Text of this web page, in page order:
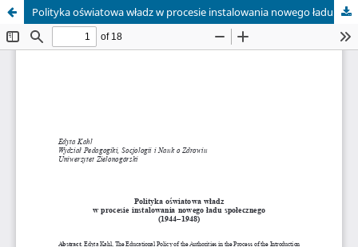
Polityka oświatowa władz w procesie instalowania nowego ładu społecznego (1944–1948)